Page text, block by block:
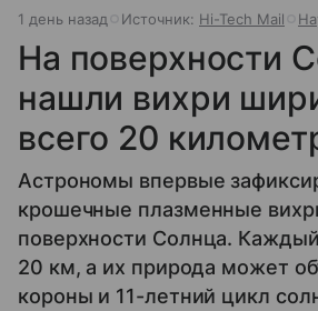
1 день назад Источник: Hi-Tech Mail
На поверхности
нашли вихри
всего 20
Астрономы впервые
крошечные плазменные
поверхности Солнца.
20 км, а их природа может
короны и 11-летний цикл